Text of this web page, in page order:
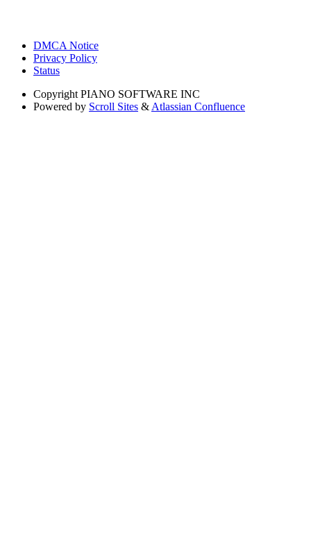
DMCA Notice
Privacy Policy
Status
Copyright PIANO SOFTWARE INC
Powered by Scroll Sites & Atlassian Confluence